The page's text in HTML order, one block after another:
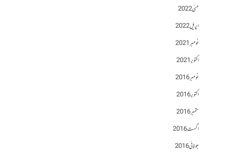
مئی 2022
اپریل 2022
نومبر 2021
اکتوبر 2021
نومبر 2016
اکتوبر 2016
ستمبر 2016
اگست 2016
جولائی 2016